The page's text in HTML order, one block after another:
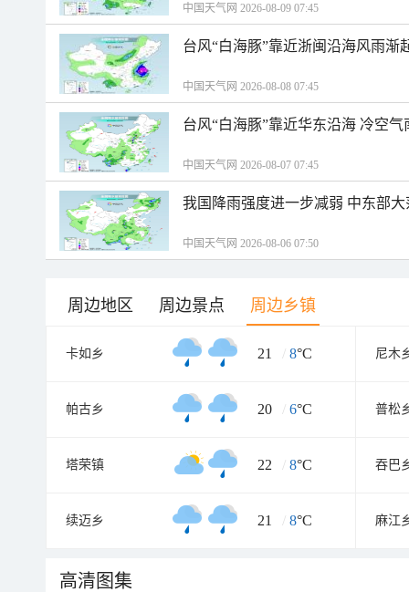
中国天气网 2026-08-09 07:45
台风“白海豚”靠近浙闽沿海风雨渐
中国天气网 2026-08-08 07:45
台风“白海豚”靠近华东沿海 冷空
中国天气网 2026-08-07 07:45
我国降雨强度进一步减弱 中东部
中国天气网 2026-08-06 07:50
周边地区 周边景点 周边乡镇
卡如乡 21 / 8°C 尼木
帕古乡 20 / 6°C 普松
塔荣镇 22 / 8°C 吞巴
续迈乡 21 / 8°C 麻江
高清图集